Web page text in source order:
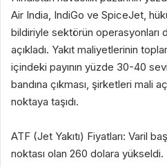
Air India, IndiGo ve SpiceJet,
bildiriyle sektörün operasyonları
açıkladı. Yakıt maliyetlerinin
içindeki payının yüzde 30-40
bandına çıkması, şirketleri mali
noktaya taşıdı.
ATF (Jet Yakıtı) Fiyatları: Varil
noktası olan 260 dolara yükseldi.